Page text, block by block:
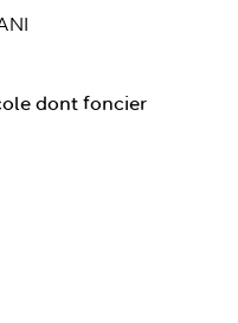
dont foncier